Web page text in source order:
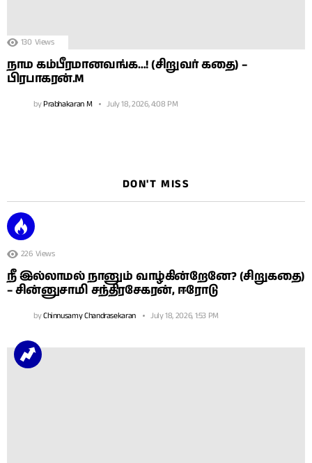
130 Views
நாம கம்பீரமானவங்க…! (சிறுவர் கதை) –
பிரபாகரன்.M
byPrabhakaran M July 18, 2026, 4:08 PM
DON'T MISS
226 Views
நீ இல்லாமல் நானும் வாழ்கின்றேனே? (சிறுகதை)
– சின்னுசாமி சந்திரசேகரன், ஈரோடு
byChinnusamy Chandrasekaran July 18, 2026, 1:53 PM